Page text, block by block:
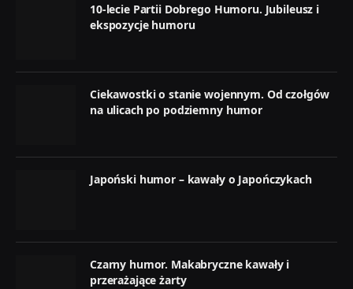
10-lecie Partii Dobrego Humoru. Jubileusz i
ekspozycje humoru
Ciekawostki o stanie wojennym. Od czołgów
na ulicach po podziemny humor
Japoński humor – kawały o Japończykach
Czarny humor. Makabryczne kawały i
przerażające żarty